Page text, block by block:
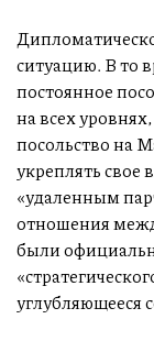
ситуацию. В то
постоянное
на всех
посольство на
укреплять свое
«удаленным
отношения
были
углубляющееся